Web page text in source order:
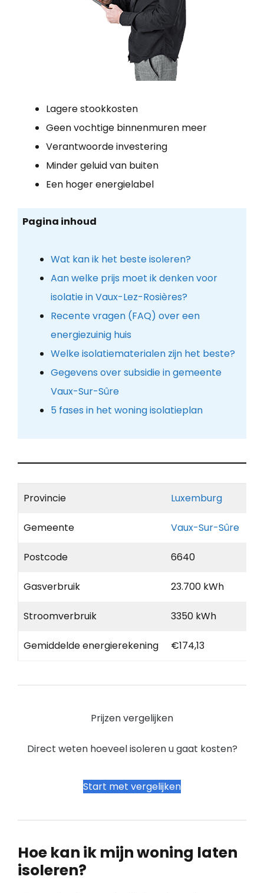
Lagere stookkosten
Geen vochtige binnenmuren meer
Verantwoorde investering
Minder geluid van buiten
Een hoger energielabel
Pagina inhoud
Wat kan ik het beste isoleren?
Aan welke prijs moet ik denken voor
isolatie in Vaux-Lez-Rosières?
Recente vragen (FAQ) over een
energiezuinig huis
Welke isolatiematerialen zijn het beste?
Gegevens over subsidie in gemeente
Vaux-Sur-Sûre
5 fases in het woning isolatieplan
Provincie Luxemburg
Gemeente Vaux-Sur-Sûre
Postcode 6640
Gasverbruik 23.700 kWh
Stroomverbruik 3350 kWh
Gemiddelde energierekening €174,13
Prijzen vergelijken
Direct weten hoeveel isoleren u gaat kosten?
Start met vergelijken
Hoe kan ik mijn woning laten
isoleren?